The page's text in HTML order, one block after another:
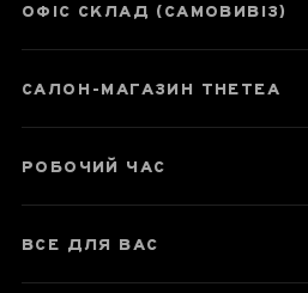
Паспорт товару
Відгуки чаєманів
ОФІС СКЛАД (САМОВИВІЗ)
САЛОН-МАГАЗИН THETEA
РОБОЧИЙ ЧАС
ВСЕ ДЛЯ ВАС